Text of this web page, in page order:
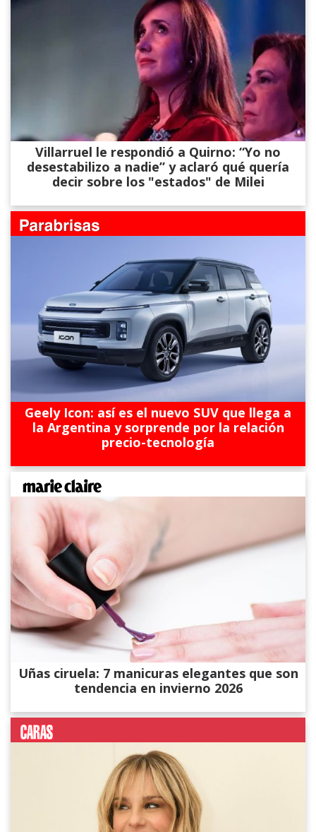
Villarruel le respondió a Quirno: “Yo no
desestabilizo a nadie” y aclaró qué quería
decir sobre los "estados" de Milei
Geely Icon: así es el nuevo SUV que llega a
la Argentina y sorprende por la relación
precio-tecnología
Uñas ciruela: 7 manicuras elegantes que son
tendencia en invierno 2026